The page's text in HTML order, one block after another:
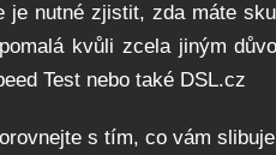
je nutné zjistit, zda máte
kvůli zcela jiným
Test nebo také DSL.cz
s tím, co vám